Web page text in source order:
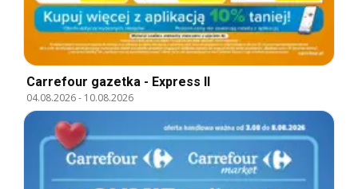
Carrefour gazetka - Express II
04.08.2026- 10.08.2026